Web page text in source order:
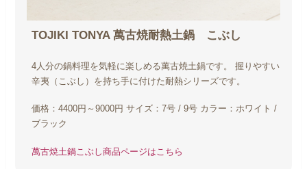
TOJIKI TONYA萬古焼耐熱土鍋 こぶし
4人分の鍋料理を気軽に楽しめる萬古焼土鍋です。 握りやすい
辛夷（こぶし）を持ち手に付けた耐熱シリーズです。
価格：4400円～9000円 サイズ：7号 / 9号カラー：ホワイト /
ブラック
萬古焼土鍋こぶし商品ページはこちら